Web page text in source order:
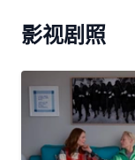
影视剧照